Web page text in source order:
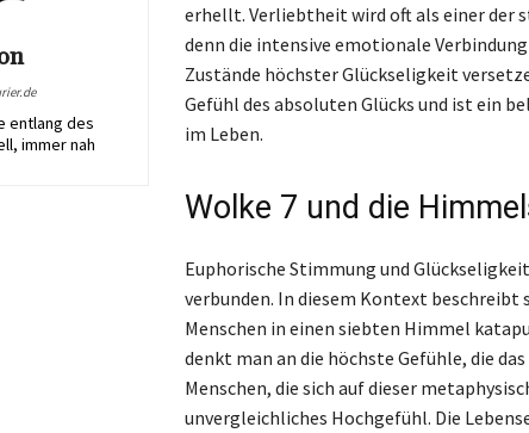
entlang des
immer nah
erhellt. Verliebtheit wird oft als einer der
denn die intensive emotionale
Zustände höchster Glückseligkeit
Gefühl des absoluten Glücks und ist ein
im Leben.
Wolke 7 und die
Euphorische Stimmung und
verbunden. In diesem Kontext beschreibt
Menschen in einen siebten Himmel
denkt man an die höchste Gefühle, die
Menschen, die sich auf dieser
unvergleichliches Hochgefühl. Die